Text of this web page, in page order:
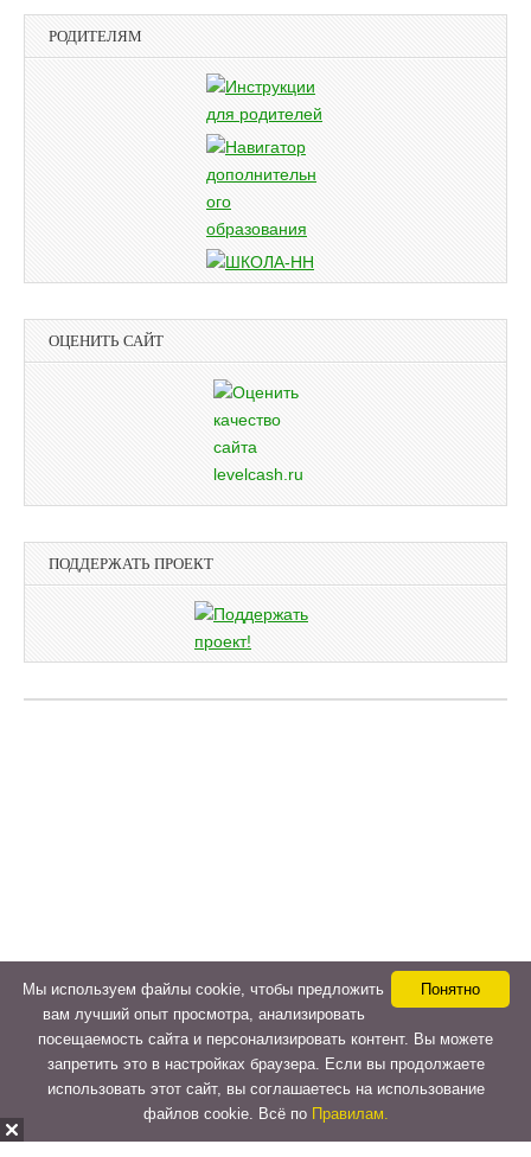
РОДИТЕЛЯМ
ОЦЕНИТЬ САЙТ
ПОДДЕРЖАТЬ ПРОЕКТ
Понятно
Мы используем файлы cookie, чтобы предложить
вам лучший опыт просмотра, анализировать
посещаемость сайта и персонализировать контент. Вы можете
запретить это в настройках браузера. Если вы продолжаете
использовать этот сайт, вы соглашаетесь на использование
файлов cookie. Всё по Правилам.